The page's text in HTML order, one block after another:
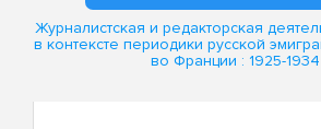
Журналистская и редакторская
в контексте периодики русской
во Франции : 1925-1934